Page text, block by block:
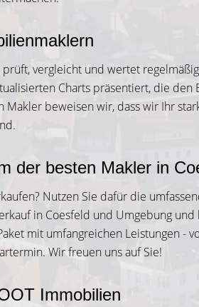
vergleicht und wertet
Charts präsentiert, die den
beweisen wir, dass wir Ihr
der besten Makler in
Nutzen Sie dafür die
in Coesfeld und Umgebung und
mit umfangreichen Leistungen -
Wir freuen uns auf Sie!
Immobilien